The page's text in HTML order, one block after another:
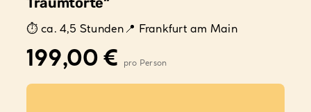
ca. 4,5 Stunden Frankfurt am Main
199,00 €